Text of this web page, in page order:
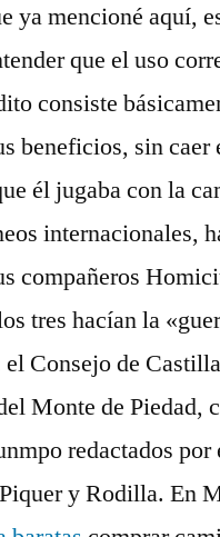
ya mencioné aquí,
que el uso
consiste
beneficios, sin caer
él jugaba con la
internacionales,
compañeros
tres hacían la
Consejo de
Monte de Piedad,
redactados por
y Rodilla. En